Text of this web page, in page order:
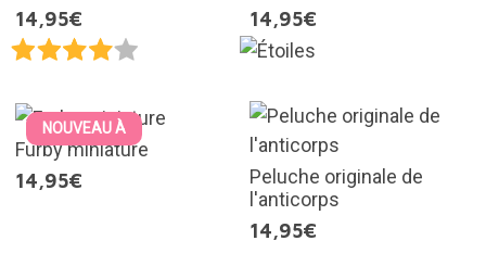
14,95€
14,95€
NOUVEAU À
Furby miniature
14,95€
Peluche originale de
l'anticorps
14,95€